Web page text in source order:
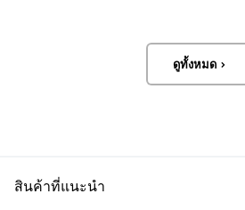
ระบุตำแหน่งGNSS
ดูทั้งหมด >
สินค้าที่แนะนำ